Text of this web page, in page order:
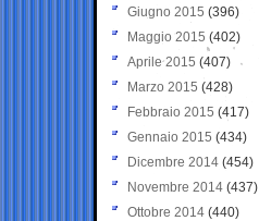
Giugno 2015 (396)
Maggio 2015 (402)
Aprile 2015 (407)
Marzo 2015 (428)
Febbraio 2015 (417)
Gennaio 2015 (434)
Dicembre 2014 (454)
Novembre 2014 (437)
Ottobre 2014 (440)